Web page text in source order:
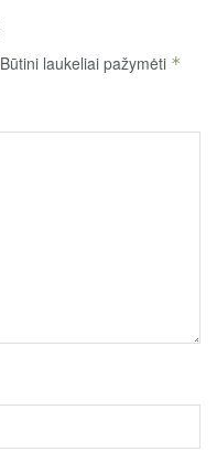
Būtini laukeliai pažymėti *